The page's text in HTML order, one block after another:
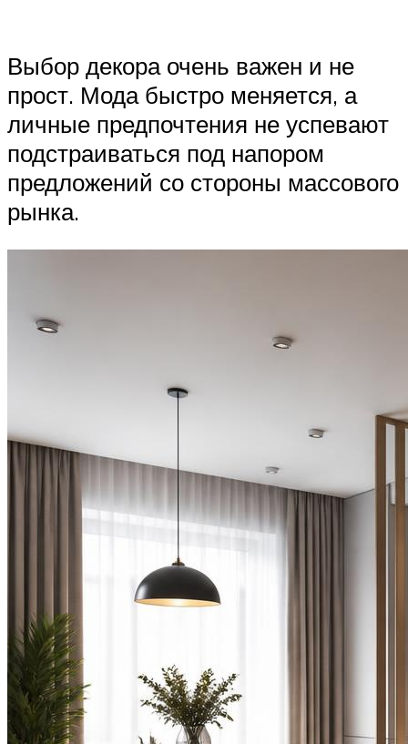
Выбор декора очень важен и не
прост. Мода быстро меняется, а
личные предпочтения не успевают
подстраиваться под напором
предложений со стороны массового
рынка.